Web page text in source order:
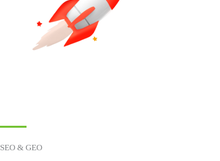
SEO & GEO